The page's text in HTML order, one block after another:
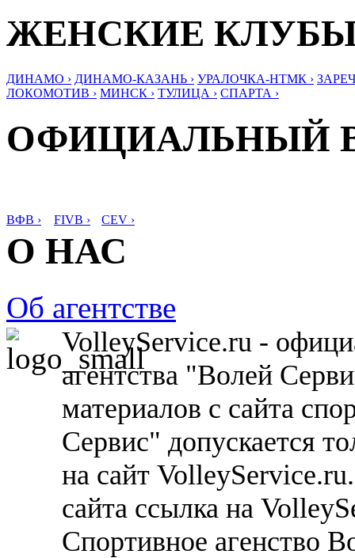
ЖЕНСКИЕ
ДИНАМО › ДИНАМО-КАЗАНЬ › УРАЛОЧКА-НТМК ›
ЛОКОМОТИВ › МИНСК › ТУЛИЦА › СПАРТА ›
ОФИЦИАЛЬНЫЙ
ВФВ › FIVB › CEV ›
О НАС
Об агентстве
VolleyService.ru -
агентства "Волей
материалов с сайта
Сервис" допускается
на сайт
сайта ссылка на
Спортивное агенство